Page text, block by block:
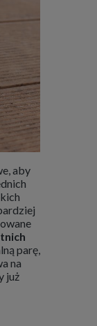
aby
parę,
na
już